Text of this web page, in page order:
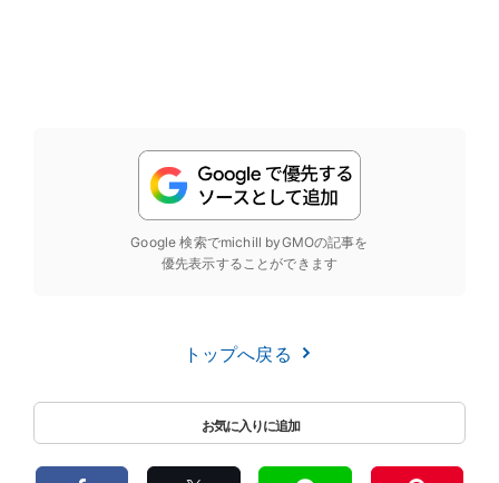
Google 検索でmichill byGMOの記事を
優先表示することができます
トップへ戻る